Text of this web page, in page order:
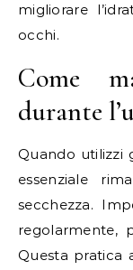
migliorare
occhi.
Come
durante
Quando utilizzi
essenziale
secchezza.
regolarmente,
Questa pratica